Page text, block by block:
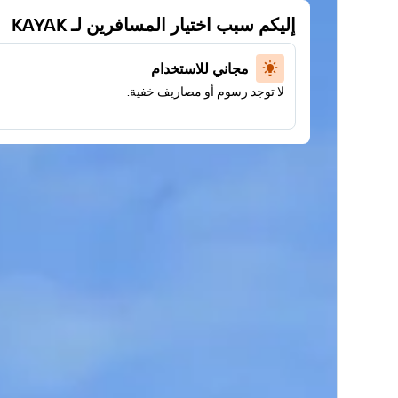
إليكم سبب اختيار المسافرين لـ KAYAK
مجاني للاستخدام
لا توجد رسوم أو مصاريف خفية.